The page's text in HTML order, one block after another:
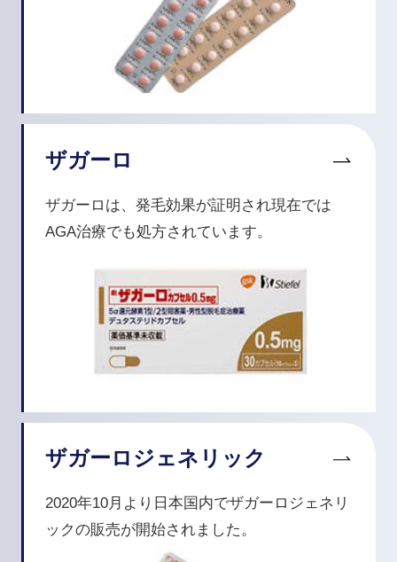
ザガーロ
ザガーロは、発毛効果が証明され現在では
AGA治療でも処方されています。
ザガーロジェネリック
2020年10月より日本国内でザガーロジェネリ
ックの販売が開始されました。